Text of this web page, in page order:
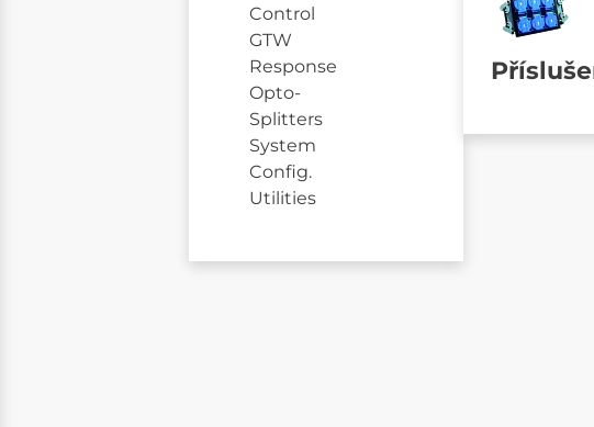
Control
GTW
Response
Opto-
Splitters
System
Config.
Utilities